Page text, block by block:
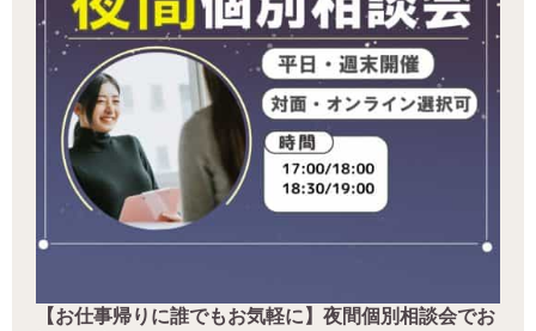
【お仕事帰りに誰でもお気軽に】夜間個別相談会でお